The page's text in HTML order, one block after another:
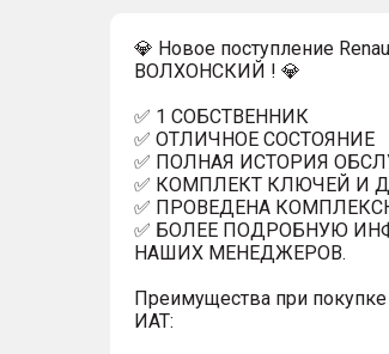
💎 Новое поступление
ВОЛХОНСКИЙ ! 💎
✅ 1 СОБСТВЕННИК
✅ ОТЛИЧНОЕ СОСТОЯНИЕ
✅ ПОЛНАЯ ИСТОРИЯ
✅ КОМПЛЕКТ КЛЮЧЕЙ И
✅ ПРОВЕДЕНА
✅ БОЛЕЕ ПОДРОБНУЮ
НАШИХ МЕНЕДЖЕРОВ.
Преимущества при
ИАТ: